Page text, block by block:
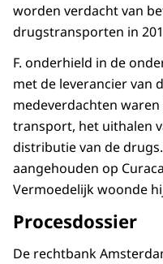
worden verdacht van
drugstransporten in
F. onderhield in de
met de leverancier van
medeverdachten
transport, het uithalen
distributie van de
aangehouden op
Vermoedelijk woonde
Procesdossier
De rechtbank